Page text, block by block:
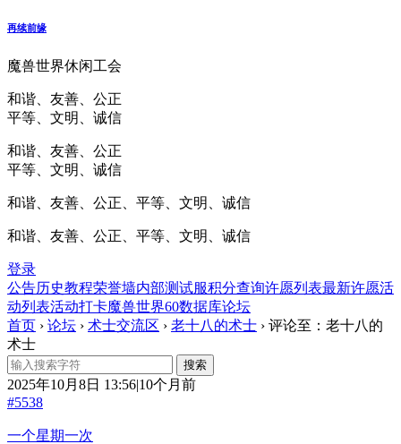
再续前缘
魔兽世界休闲工会
和谐、友善、公正
平等、文明、诚信
和谐、友善、公正
平等、文明、诚信
和谐、友善、公正、平等、文明、诚信
和谐、友善、公正、平等、文明、诚信
登录
公告历史教程荣誉墙内部测试服积分查询许愿列表最新许愿活
动列表活动打卡魔兽世界60数据库论坛
首页 › 论坛 › 术士交流区 › 老十八的术士 › 评论至：老十八的
术士
2025年10月8日 13:56|10个月前
#5538
一个星期一次